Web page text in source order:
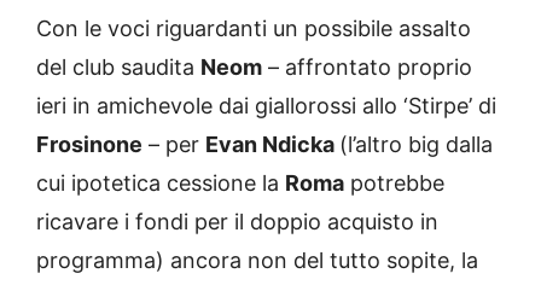
Con le voci riguardanti un possibile assalto
del club saudita Neom – affrontato proprio
ieri in amichevole dai giallorossi allo ‘Stirpe’ di
Frosinone – per Evan Ndicka (l’altro big dalla
cui ipotetica cessione la Roma potrebbe
ricavare i fondi per il doppio acquisto in
programma) ancora non del tutto sopite, la